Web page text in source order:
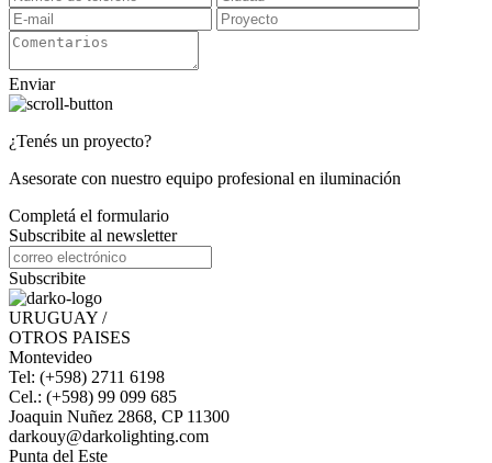
Enviar
¿Tenés un proyecto?
Asesorate con nuestro equipo profesional en iluminación
Completá el formulario
Subscribite al newsletter
Subscribite
URUGUAY /
OTROS PAISES
Montevideo
Tel: (+598) 2711 6198
Cel.: (+598) 99 099 685
Joaquin Nuñez 2868, CP 11300
darkouy@darkolighting.com
Punta del Este